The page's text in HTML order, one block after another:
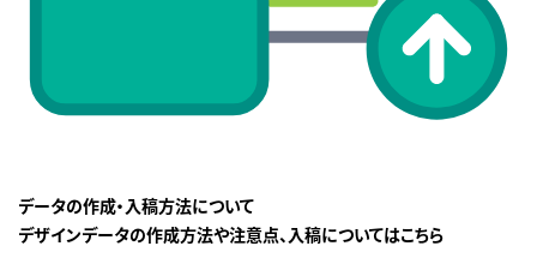
データの作成・入稿方法について
デザインデータの作成方法や注意点、入稿についてはこちら